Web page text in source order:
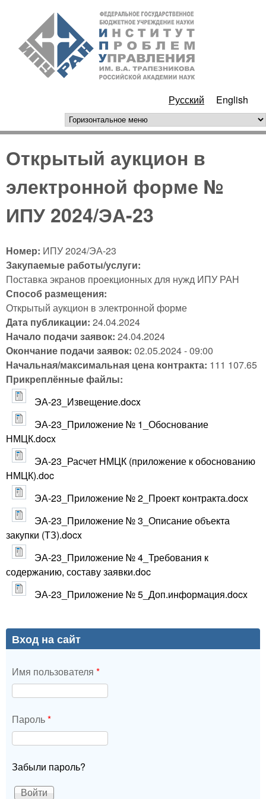
Перейти к основному
содержанию
РАН
Русский English
горизонтальное меню
Открытый аукцион в
электронной форме №
ИПУ 2024/ЭА-23
Номер: ИПУ 2024/ЭА-23
Закупаемые работы/услуги:
Поставка экранов проекционных для нужд ИПУ РАН
Способ размещения:
Открытый аукцион в электронной форме
Дата публикации: 24.04.2024
Начало подачи заявок: 24.04.2024
Окончание подачи заявок: 02.05.2024 - 09:00
Начальная/максимальная цена контракта: 111 107.65
Прикреплённые файлы:
ЭА-23_Извещение.docx
ЭА-23_Приложение № 1_Обоснование
НМЦК.docx
ЭА-23_Расчет НМЦК (приложение к обоснованию
НМЦК).doc
ЭА-23_Приложение № 2_Проект контракта.docx
ЭА-23_Приложение № 3_Описание объекта
закупки (ТЗ).docx
ЭА-23_Приложение № 4_Требования к
содержанию, составу заявки.doc
ЭА-23_Приложение № 5_Доп.информация.docx
Вход на сайт
Имя пользователя *
Пароль*
Забыли пароль?